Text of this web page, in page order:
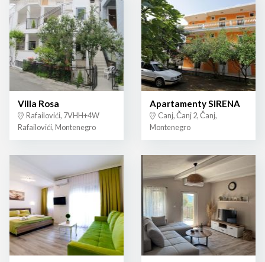
Villa Rosa
Rafailovići, 7VHH+4W
Rafailovići, Montenegro
Apartamenty SIRENA
Canj, Čanj 2, Čanj,
Montenegro